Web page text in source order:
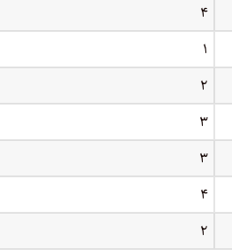
۴
۱
۲
۳
۳
۴
۲